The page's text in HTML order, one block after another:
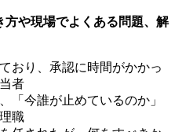
方や現場でよくある問題、解
おり、承認に時間がかかっ
者
「今誰が止めているのか」
職